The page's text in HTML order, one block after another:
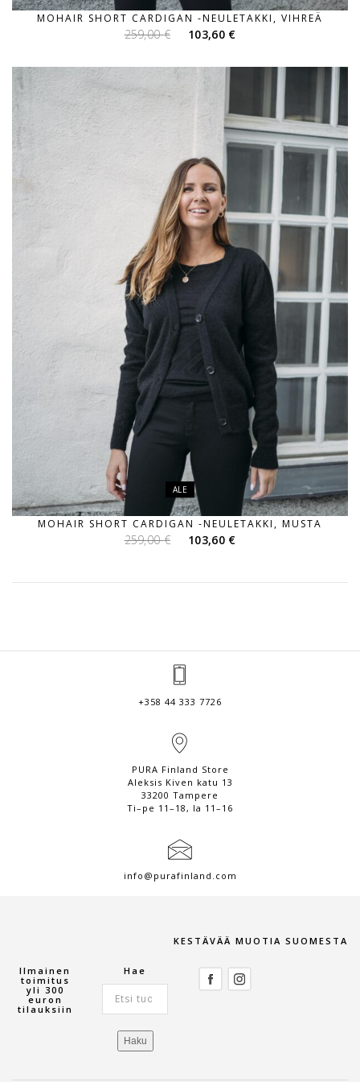
MOHAIR SHORT CARDIGAN -NEULETAKKI, VIHREÄ
259,00€
Alkuperäinen
oli:
259,00 €.
103,60 €
on:
103,60 €.
ALE
MOHAIR SHORT CARDIGAN -NEULETAKKI, MUSTA
259,00€
Alkuperäinen
259,00 €.
103,60 €
103,60 €.
+358 44 333 7726
PURA Finland Store
Aleksis Kiven katu 13
33200 Tampere
Ti–pe 11–18, la 11–16
info@purafinland.com
KESTÄVÄÄ MUOTIA SUOMESTA
Ilmainen
toimitus
yli 300
euron
tilauksiin
Hae
Haku